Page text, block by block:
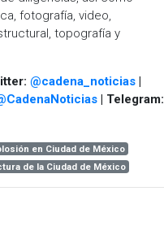
fotografía, video,
topografía y
@cadena_noticias |
| Telegram:
en Ciudad de México
de la Ciudad de México